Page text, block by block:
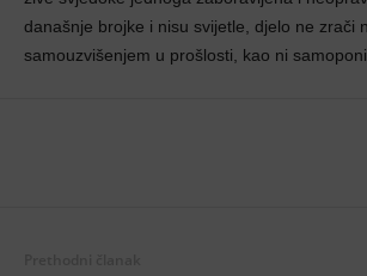
današnje brojke i nisu svijetle, djelo ne zrači
samouzvišenjem u prošlosti, kao ni